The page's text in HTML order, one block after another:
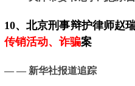
10、北京刑事辩护律师赵
传销活动、诈骗案
— — 新华社报道追踪